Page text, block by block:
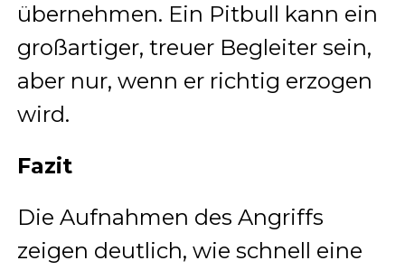
übernehmen. Ein Pitbull kann ein
großartiger, treuer Begleiter sein,
aber nur, wenn er richtig erzogen
wird.
Fazit
Die Aufnahmen des Angriffs
zeigen deutlich, wie schnell eine